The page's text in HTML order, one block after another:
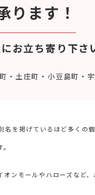
ります！
お立ち寄り下さ
・土庄町・小豆島町・
名を掲げているほど多くの
ンモールやハローズなど、